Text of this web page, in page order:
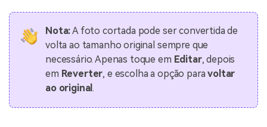
Nota:A foto cortada pode ser convertida de
volta ao tamanho original sempre que
necessário. Apenas toque em Editar, depois
em Reverter, e escolha a opção paravoltar
ao original.